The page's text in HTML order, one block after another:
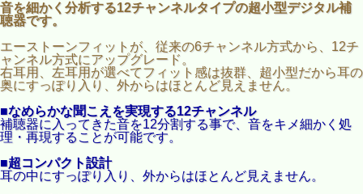
音を細かく分析する12チャンネルタイプの超小型デジタル補
聴器です。
エーストーンフィットが、従来の6チャンネル方式から、12チ
ャンネル方式にアップグレード。
右耳用、左耳用が選べてフィット感は抜群、超小型だから耳の
奥にすっぽり入り、外からはほとんど見えません。
■なめらかな聞こえを実現する12チャンネル
補聴器に入ってきた音を12分割する事で、音をキメ細かく処
理・再現することが可能です。
■超コンパクト設計
耳の中にすっぽり入り、外からはほとんど見えません。